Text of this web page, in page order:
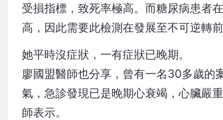
受損指標，致死率極高。而糖尿病患者
高，因此需要此檢測在發展至不可逆轉前
她平時沒症狀，一有症狀已晚期。
廖國盟醫師也分享，曾有一名30多歲的
氣，急診發現已是晚期心衰竭，心臟嚴
師表示。